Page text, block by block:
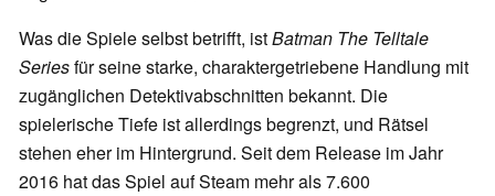
Was die Spiele selbst betrifft, istBatman The Telltale
Seriesfür seine starke, charaktergetriebene Handlung mit
zugänglichen Detektivabschnitten bekannt. Die
spielerische Tiefe ist allerdings begrenzt, und Rätsel
stehen eher im Hintergrund. Seit dem Release im Jahr
2016 hat das Spiel auf Steam mehr als 7.600